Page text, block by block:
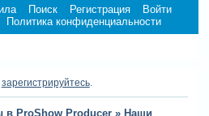
Поиск Регистрация
Войти
Политика конфиденциальности
зарегистрируйтесь.
в ProShow Producer » Наши